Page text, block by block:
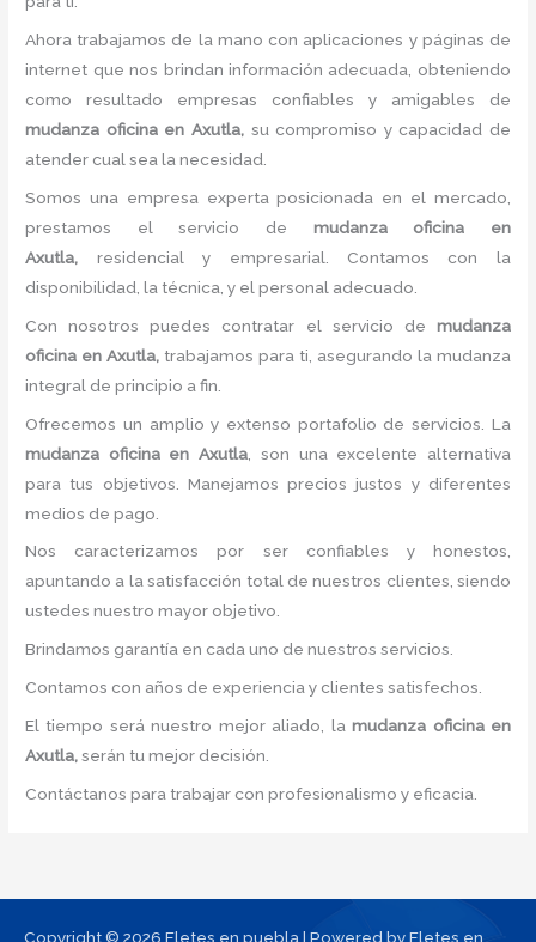
Ahora trabajamos de la mano con aplicaciones y páginas de
internet que nos brindan información adecuada, obteniendo
como resultado empresas confiables y amigables de
mudanza oficinaen Axutla, su compromiso y capacidad de
atender cual sea la necesidad.
Somos una empresa experta posicionada en el mercado,
prestamos el servicio de mudanza oficina en
Axutla, residencial y empresarial. Contamos con la
disponibilidad, la técnica, y el personal adecuado.
Con nosotros puedes contratar el servicio de mudanza
oficina en Axutla, trabajamos para ti, asegurando la mudanza
integral de principio a fin.
Ofrecemos un amplio y extenso portafolio de servicios. La
mudanza oficinaen Axutla , son una excelente alternativa
para tus objetivos. Manejamos precios justos y diferentes
medios de pago.
Nos caracterizamos por ser confiables y honestos,
apuntando a la satisfacción total de nuestros clientes, siendo
ustedes nuestro mayor objetivo.
Brindamos garantía en cada uno de nuestros servicios.
Contamos con años de experiencia y clientes satisfechos.
El tiempo será nuestro mejor aliado, lamudanza oficinaen
Axutla,serán tu mejor decisión.
Contáctanos para trabajar con profesionalismo y eficacia.
Copyright © 2026 Fletes en puebla | Powered by Fletes en